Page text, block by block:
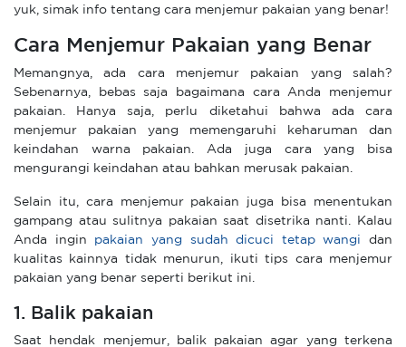
yuk, simak info tentang cara menjemur pakaian yang benar!
Cara Menjemur Pakaian yang Benar
Memangnya, ada cara menjemur pakaian yang salah?
Sebenarnya, bebas saja bagaimana cara Anda menjemur
pakaian. Hanya saja, perlu diketahui bahwa ada cara
menjemur pakaian yang memengaruhi keharuman dan
keindahan warna pakaian. Ada juga cara yang bisa
mengurangi keindahan atau bahkan merusak pakaian.
Selain itu, cara menjemur pakaian juga bisa menentukan
gampang atau sulitnya pakaian saat disetrika nanti. Kalau
Anda ingin pakaian yang sudah dicuci tetap wangi
dan
kualitas kainnya tidak menurun, ikuti tips cara menjemur
pakaian yang benar seperti berikut ini.
1. Balik pakaian
Saat hendak menjemur, balik pakaian agar yang terkena